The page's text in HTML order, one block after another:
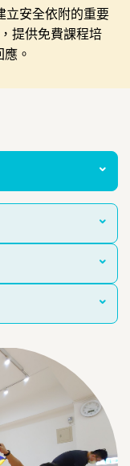
立安全依附的重要
提供免費課程培
。